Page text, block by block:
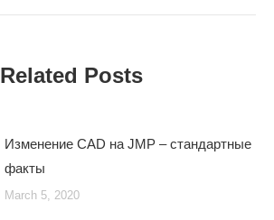
Related Posts
Изменение CAD на JMP – стандартные
факты
March 5, 2020